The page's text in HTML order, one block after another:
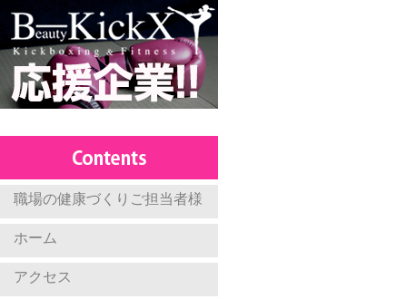
職場の健康づくりご担当者様
ホーム
アクセス